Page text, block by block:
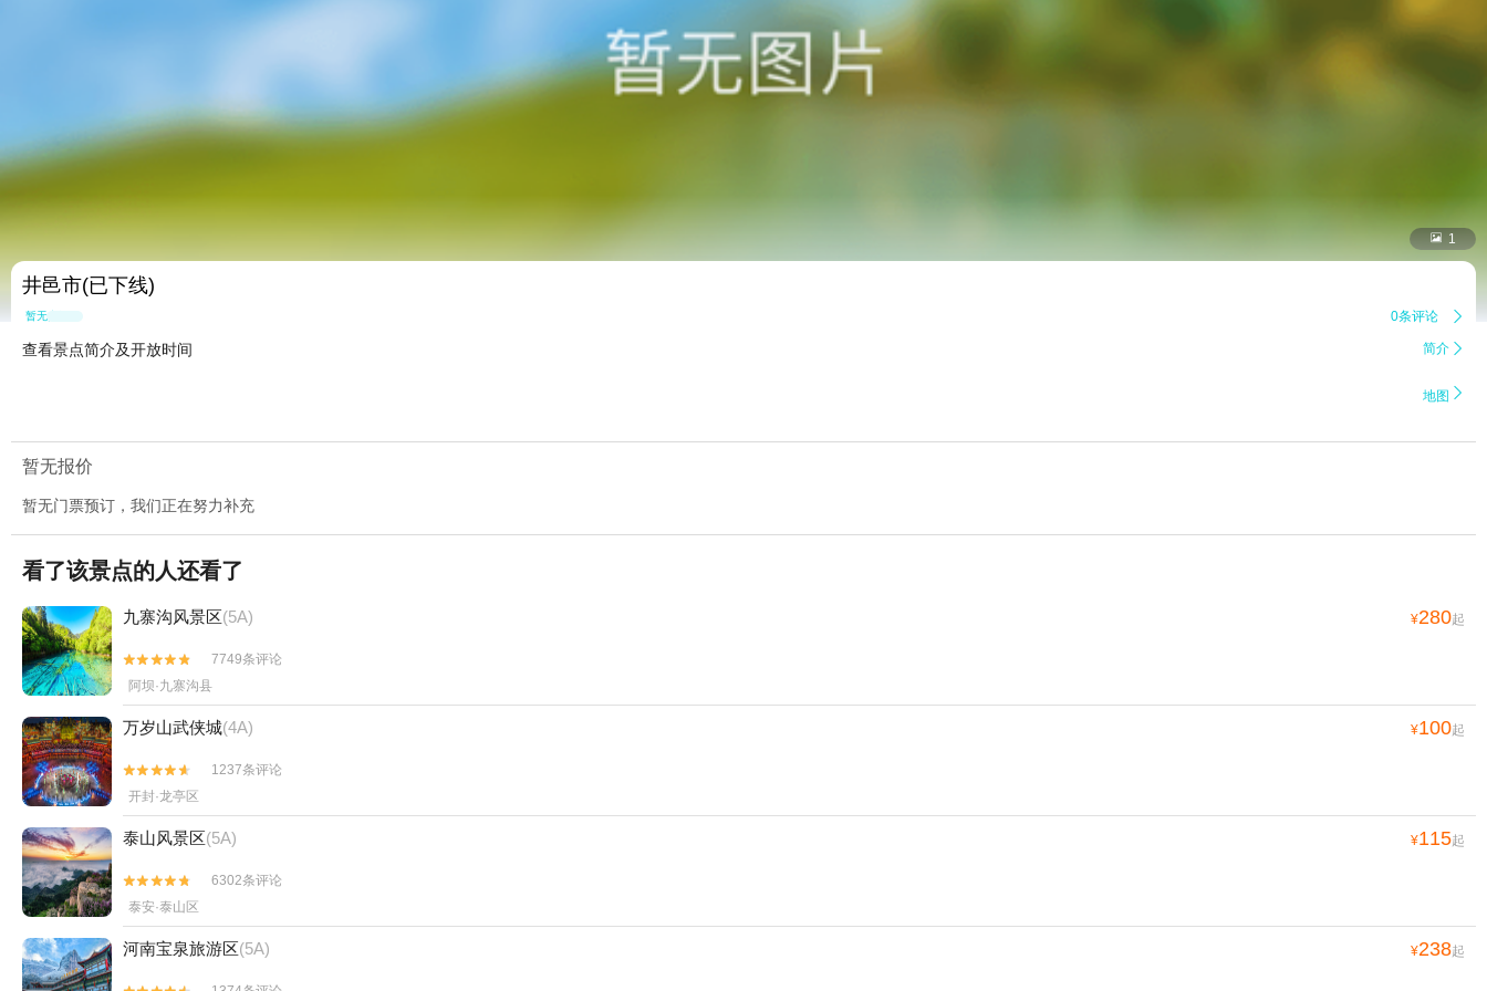
 1
井邑市(已下线)
暂无点评 0条评论 
查看景点简介及开放时间 简介 
地图 
暂无报价
暂无门票预订，我们正在努力补充
看了该景点的人还看了
九寨沟风景区(5A) ¥280起


7749条评论
阿坝·九寨沟县
万岁山武侠城(4A) ¥100起


1237条评论
开封·龙亭区
泰山风景区(5A) ¥115起


6302条评论
泰安·泰山区
河南宝泉旅游区(5A) ¥238起